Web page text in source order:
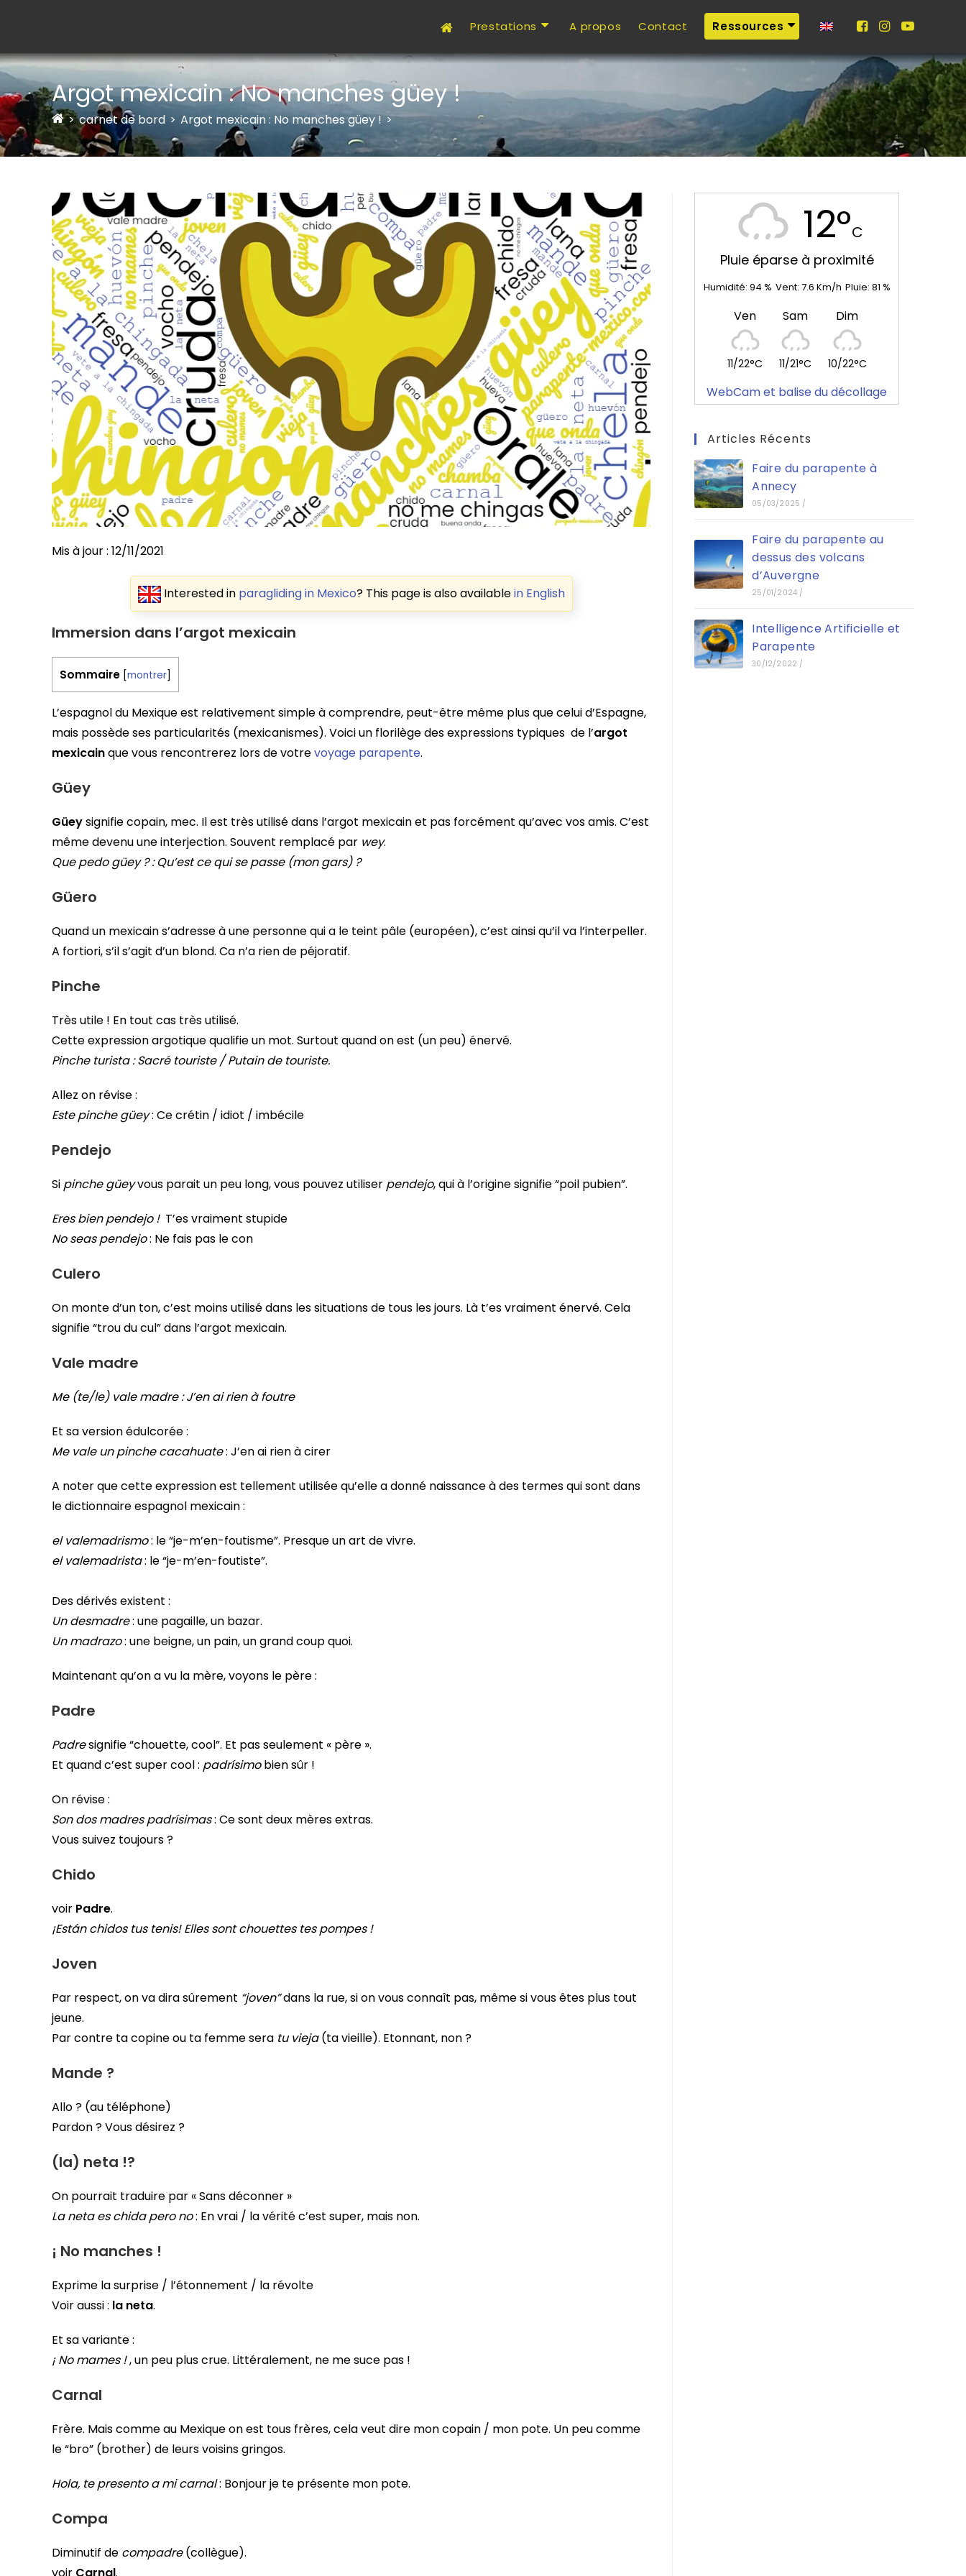
Prestations A propos Contact Ressources
Argot mexicain : No manches güey !
> carnet de bord > Argot mexicain : No manches güey ! >
Mis à jour : 12/11/2021
Interested in paragliding in Mexico? This page is also availablein English
Immersion dans l’argot mexicain
Sommaire [montrer]
L’espagnol du Mexique est relativement simple à comprendre, peut-être même plus que celui d’Espagne,
mais possède ses particularités (mexicanismes). Voici un florilège des expressions typiques de l’argot
mexicainque vous rencontrerez lors de votrevoyage parapente.
Güey
Güeysignifie copain, mec. Il est très utilisé dans l’argot mexicain et pas forcément qu’avec vos amis. C’est
même devenu une interjection. Souvent remplacé par wey.
Que pedo güey ? : Qu’est ce qui se passe (mon gars) ?
Güero
Quand un mexicain s’adresse à une personne qui a le teint pâle (européen), c’est ainsi qu’il va l’interpeller.
A fortiori, s’il s’agit d’un blond. Ca n’a rien de péjoratif.
Pinche
Très utile ! En tout cas très utilisé.
Cette expression argotique qualifie un mot. Surtout quand on est (un peu) énervé.
Pinche turista : Sacré touriste / Putain de touriste.
Allez on révise :
Este pinche güey: Ce crétin / idiot / imbécile
Pendejo
Si pinche güeyvous parait un peu long, vous pouvez utiliser pendejo, qui à l’origine signifie “poil pubien”.
Eres bien pendejo ! T’es vraiment stupide
No seas pendejo: Ne fais pas le con
Culero
On monte d’un ton, c’est moins utilisé dans les situations de tous les jours. Là t’es vraiment énervé. Cela
signifie “trou du cul” dans l’argot mexicain.
Vale madre
Me (te/le) vale madre : J’en ai rien à foutre
Et sa version édulcorée :
Me vale un pinche cacahuate: J’en ai rien à cirer
A noter que cette expression est tellement utilisée qu’elle a donné naissance à des termes qui sont dans
le dictionnaire espagnol mexicain :
el valemadrismo: le “je-m’en-foutisme”. Presque un art de vivre.
el valemadrista: le “je-m’en-foutiste”.
Des dérivés existent :
Un desmadre: une pagaille, un bazar.
Un madrazo: une beigne, un pain, un grand coup quoi.
Maintenant qu’on a vu la mère, voyons le père :
Padre
Padresignifie “chouette, cool”. Et pas seulement « père ».
Et quand c’est super cool : padrísimobien sûr !
On révise :
Son dos madres padrísimas: Ce sont deux mères extras.
Vous suivez toujours ?
Chido
voir Padre.
¡Están chidos tus tenis! Elles sont chouettes tes pompes !
Joven
Par respect, on va dira sûrement “joven”dans la rue, si on vous connaît pas, même si vous êtes plus tout
jeune.
Par contre ta copine ou ta femme sera tu vieja(ta vieille). Etonnant, non ?
Mande ?
Allo ? (au téléphone)
Pardon ? Vous désirez ?
(la) neta !?
On pourrait traduire par « Sans déconner »
La neta es chida pero no: En vrai / la vérité c’est super, mais non.
¡ No manches !
Exprime la surprise / l’étonnement / la révolte
Voir aussi : la neta.
Et sa variante :
¡ No mames !, un peu plus crue. Littéralement, ne me suce pas !
Carnal
Frère. Mais comme au Mexique on est tous frères, cela veut dire mon copain / mon pote. Un peu comme
le “bro” (brother) de leurs voisins gringos.
Hola, te presento a mi carnal: Bonjour je te présente mon pote.
Compa
Diminutif de compadre(collègue).
12°C
Pluie éparse à proximité
Humidité: 94 % Vent: 7.6 Km/h Pluie: 81 %
Ven
11/22°C
Sam
11/21°C
Dim
10/22°C
WebCam et balise du décollage
Articles Récents
Faire du parapente à
Annecy
05/03/2025 /
Faire du parapente au
dessus des volcans
d’Auvergne
25/01/2024 /
Intelligence Artificielle et
Parapente
30/12/2022 /